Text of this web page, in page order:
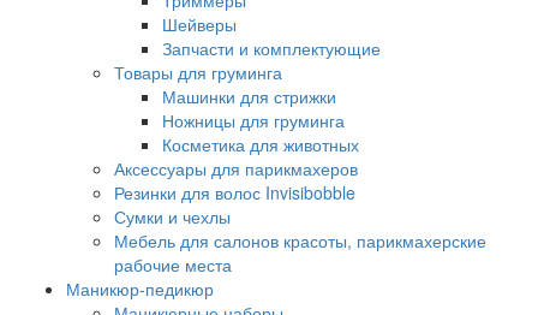
Шейверы
Запчасти и комплектующие
Товары для груминга
Машинки для стрижки
Ножницы для груминга
Косметика для животных
Аксессуары для парикмахеров
Резинки для волос Invisibobble
Сумки и чехлы
Мебель для салонов красоты, парикмахерские
рабочие места
Маникюр-педикюр